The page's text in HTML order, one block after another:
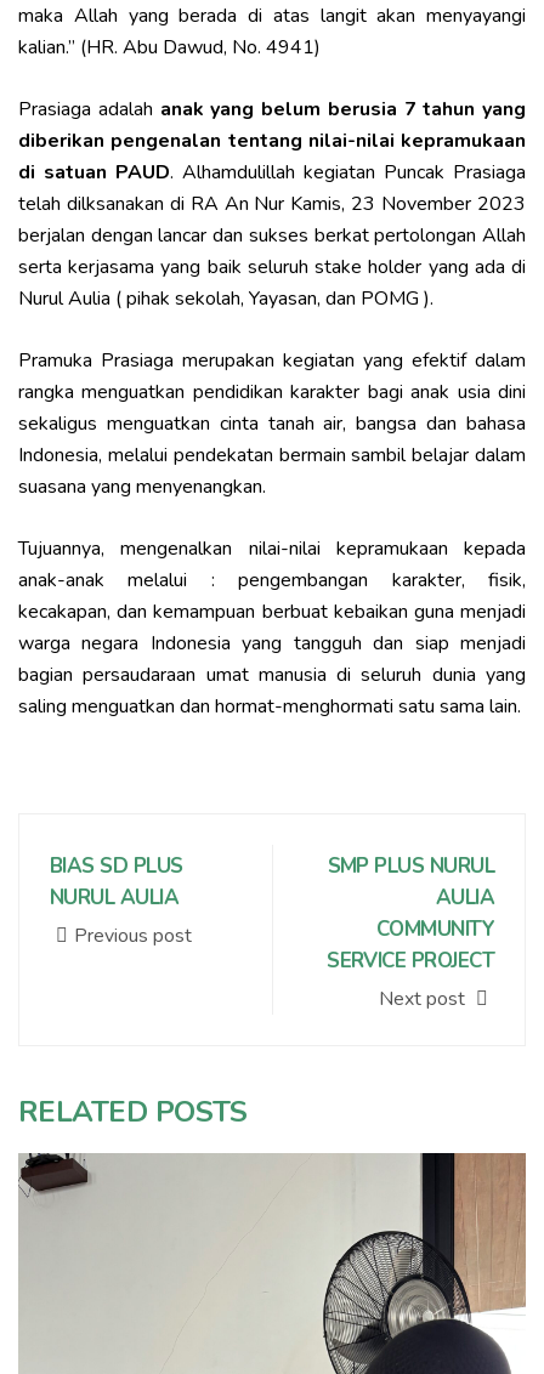
maka Allah yang berada di atas langit akan menyayangi
kalian.” (HR. Abu Dawud, No. 4941)
Prasiaga adalah anak yang belum berusia 7 tahun yang
diberikan pengenalan tentang nilai-nilai kepramukaan
di satuan PAUD. Alhamdulillah kegiatan Puncak Prasiaga
telah dilksanakan di RA An Nur Kamis, 23 November 2023
berjalan dengan lancar dan sukses berkat pertolongan Allah
serta kerjasama yang baik seluruh stake holder yang ada di
Nurul Aulia ( pihak sekolah, Yayasan, dan POMG ).
Pramuka Prasiaga merupakan kegiatan yang efektif dalam
rangka menguatkan pendidikan karakter bagi anak usia dini
sekaligus menguatkan cinta tanah air, bangsa dan bahasa
Indonesia, melalui pendekatan bermain sambil belajar dalam
suasana yang menyenangkan.
Tujuannya, mengenalkan nilai-nilai kepramukaan kepada
anak-anak melalui : pengembangan karakter, fisik,
kecakapan, dan kemampuan berbuat kebaikan guna menjadi
warga negara Indonesia yang tangguh dan siap menjadi
bagian persaudaraan umat manusia di seluruh dunia yang
saling menguatkan dan hormat-menghormati satu sama lain.
BIAS SD PLUS
NURUL AULIA
Previous post
SMP PLUS NURUL
AULIA
COMMUNITY
SERVICE PROJECT
Next post
RELATED POSTS